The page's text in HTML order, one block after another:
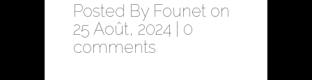
Posted By Founet on
25 Août, 2024 | 0
comments